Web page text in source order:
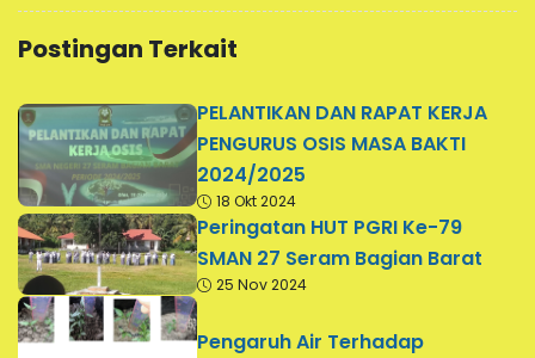
Postingan Terkait
PELANTIKAN DAN RAPAT KERJA
PENGURUS OSIS MASA BAKTI
2024/2025
18 Okt 2024
Peringatan HUT PGRI Ke-79
SMAN 27 Seram Bagian Barat
25 Nov 2024
Pengaruh Air Terhadap